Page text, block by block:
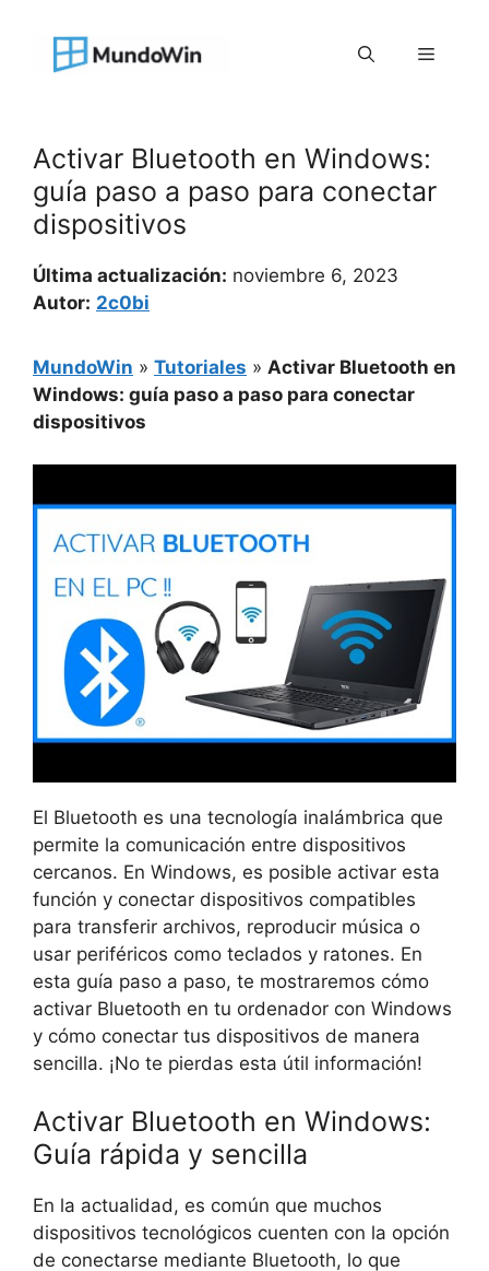
contenido
Menú
Activar Bluetooth en Windows:
guía paso a paso para conectar
dispositivos
Última actualización: noviembre 6, 2023
Autor: 2c0bi
MundoWin » Tutoriales » Activar Bluetooth en
Windows: guía paso a paso para conectar
dispositivos
El Bluetooth es una tecnología inalámbrica que
permite la comunicación entre dispositivos
cercanos. En Windows, es posible activar esta
función y conectar dispositivos compatibles
para transferir archivos, reproducir música o
usar periféricos como teclados y ratones. En
esta guía paso a paso, te mostraremos cómo
activar Bluetooth en tu ordenador con Windows
y cómo conectar tus dispositivos de manera
sencilla. ¡No te pierdas esta útil información!
Activar Bluetooth en Windows:
Guía rápida y sencilla
En la actualidad, es común que muchos
dispositivos tecnológicos cuenten con la opción
de conectarse mediante Bluetooth, lo que